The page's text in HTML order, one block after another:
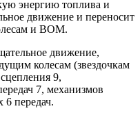
энергию топлива и
движение и переносит
и ВОМ.
движение,
колесам (звездочкам
9,
7, механизмов
6 передач.